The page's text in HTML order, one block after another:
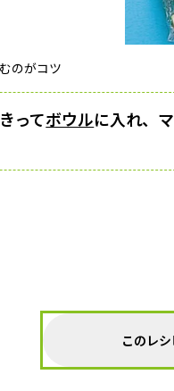
のがコツ
ってボウルに入れ、
このレ